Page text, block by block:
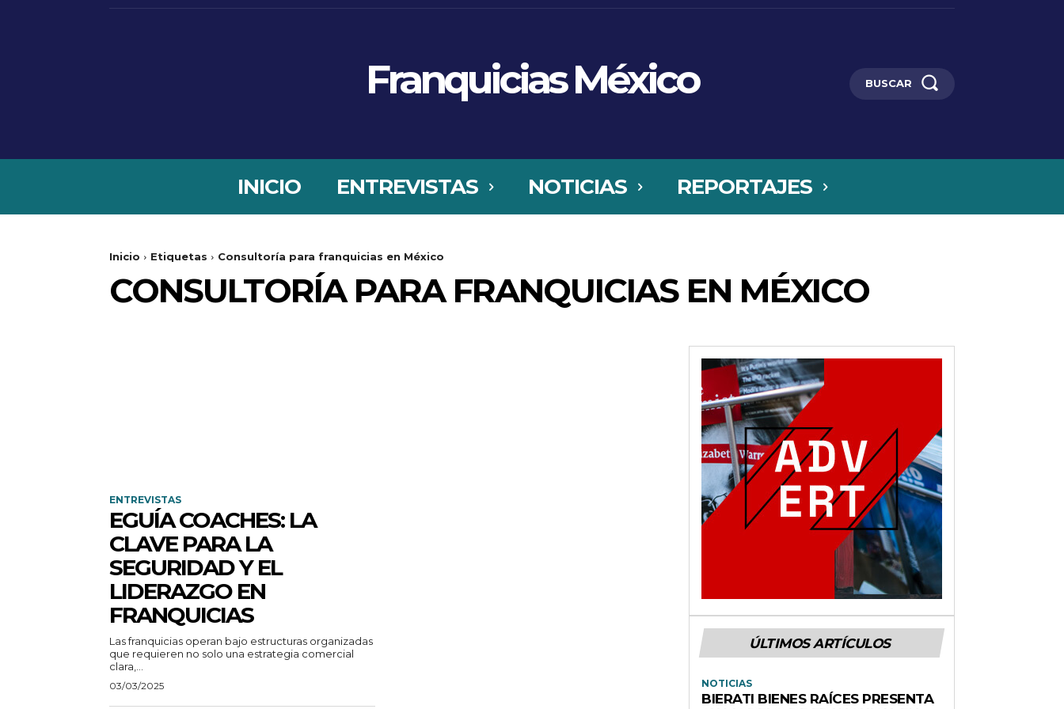
Franquicias México BUSCAR
INICIO ENTREVISTAS NOTICIAS REPORTAJES
Inicio Etiquetas Consultoría para franquicias en México
CONSULTORÍA PARA FRANQUICIAS EN MÉXICO
ENTREVISTAS
EGUÍA COACHES: LA
CLAVE PARA LA
SEGURIDAD Y EL
LIDERAZGO EN
FRANQUICIAS
Las franquicias operan bajo estructuras organizadas
que requieren no solo una estrategia comercial
clara,...
03/03/2025
ÚLTIMOS ARTÍCULOS
NOTICIAS
BIERATI BIENES RAÍCES PRESENTA